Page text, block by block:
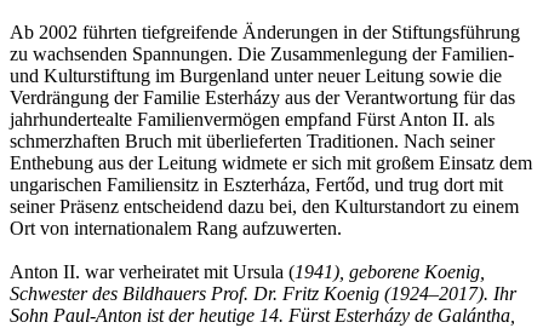
Ab 2002 führten tiefgreifende Änderungen in der Stiftungsführung
zu wachsenden Spannungen. Die Zusammenlegung der Familien-
und Kulturstiftung im Burgenland unter neuer Leitung sowie die
Verdrängung der Familie Esterházy aus der Verantwortung für das
jahrhundertealte Familienvermögen empfand Fürst Anton II. als
schmerzhaften Bruch mit überlieferten Traditionen. Nach seiner
Enthebung aus der Leitung widmete er sich mit großem Einsatz dem
ungarischen Familiensitz in Eszterháza, Fertőd, und trug dort mit
seiner Präsenz entscheidend dazu bei, den Kulturstandort zu einem
Ort von internationalem Rang aufzuwerten.
Anton II. war verheiratet mit Ursula (1941), geborene Koenig,
Schwester des Bildhauers Prof. Dr. Fritz Koenig (1924–2017). Ihr
Sohn Paul-Anton ist der heutige 14. Fürst Esterházy de Galántha,